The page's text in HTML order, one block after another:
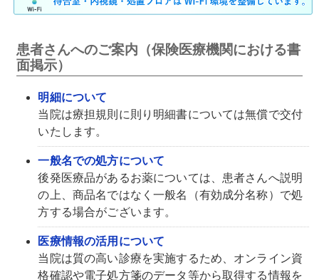
患者さんへのご案内（保険医療機関における書
面掲示）
明細について
当院は療担規則に則り明細書については無償で交付
いたします。
一般名での処方について
後発医療品があるお薬については、患者さんへ説明
の上、商品名ではなく一般名（有効成分名称）で処
方する場合がございます。
医療情報の活用について
当院は質の高い診療を実施するため、オンライン資
格確認や電子処方箋のデータ等から取得する情報を